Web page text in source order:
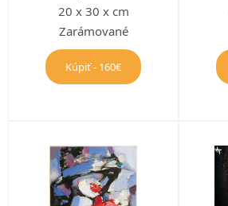
20 x 30 x cm
Zarámované
Kúpiť - 160€